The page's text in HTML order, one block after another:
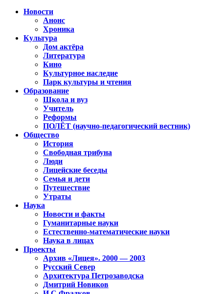
Новости
Анонс
Хроника
Культура
Дом актёра
Литература
Кино
Культурное наследие
Парк культуры и чтения
Образование
Школа и вуз
Учитель
Реформы
ПОЛЁТ (научно-педагогический вестник)
Общество
История
Свободная трибуна
Люди
Лицейские беседы
Семья и дети
Путешествие
Утраты
Наука
Новости и факты
Гуманитарные науки
Естественно-математические науки
Наука в лицах
Проекты
Архив «Лицея». 2000 — 2003
Русский Север
Архитектура Петрозаводска
Дмитрий Новиков